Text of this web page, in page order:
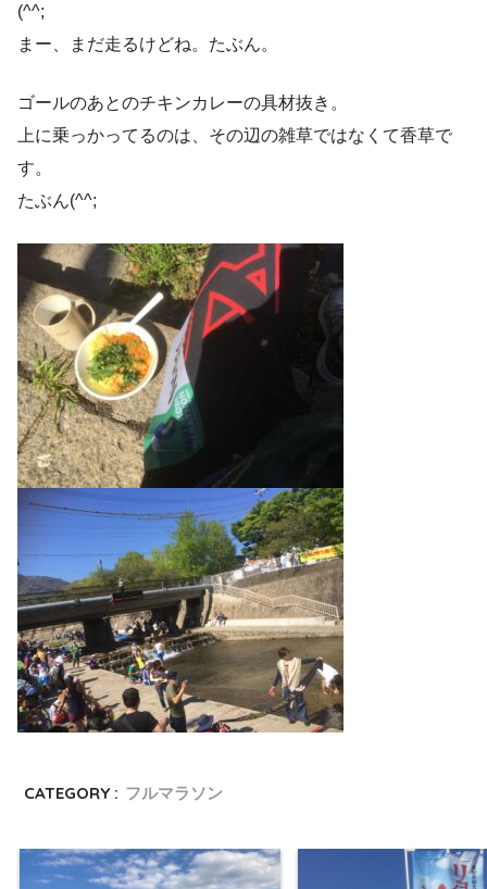
(^^;
まー、まだ走るけどね。たぶん。
ゴールのあとのチキンカレーの具材抜き。
上に乗っかってるのは、その辺の雑草ではなくて香草で
す。
たぶん(^^;
CATEGORY : フルマラソン